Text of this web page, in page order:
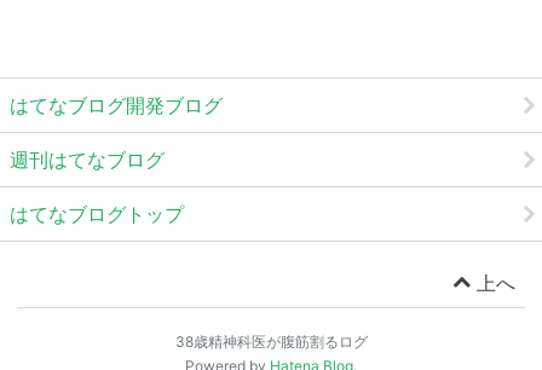
はてなブログ開発ブログ
週刊はてなブログ
はてなブログトップ
上へ
38歳精神科医が腹筋割るログ
Powered by Hatena Blog.